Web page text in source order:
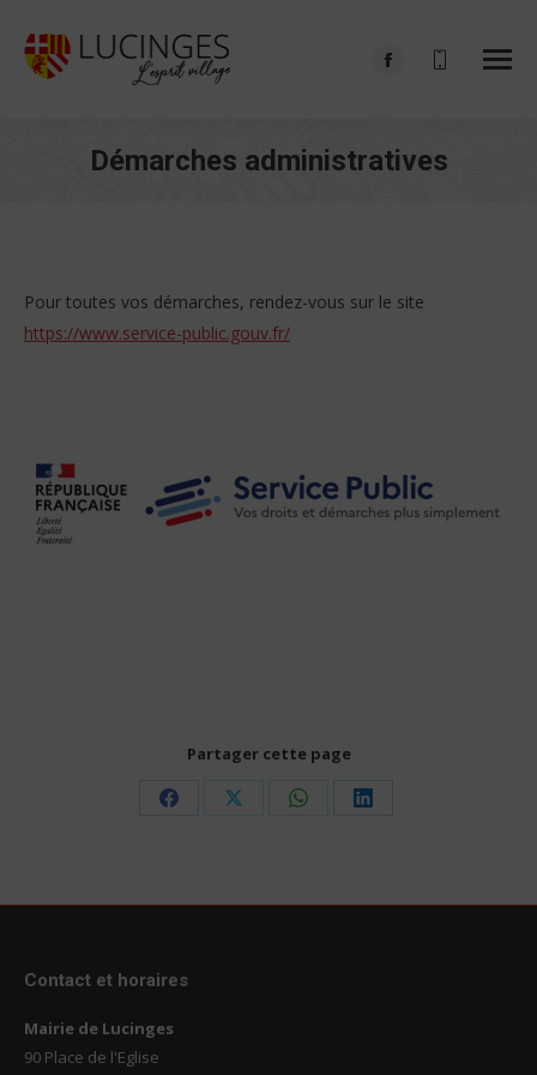
Facebook
in
Démarches administratives
Pour toutes vos démarches, rendez-vous sur le site
https://www.service-public.gouv.fr/
Partager cette page
Share
Share
Share
Share
Contact et horaires
Mairie de Lucinges
90 Place de l'Eglise